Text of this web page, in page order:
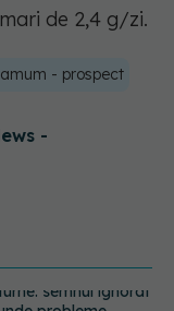
de 2,4 g/zi.
- prospect
-